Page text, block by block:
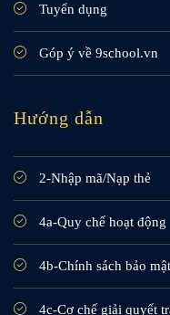
Tuyển dụng
Góp ý về 9school.vn
Hướng dẫn
2-Nhập mã/Nạp thẻ
4a-Quy chế hoạt động
4b-Chính sách bảo mật
4c-Cơ chế giải quyết